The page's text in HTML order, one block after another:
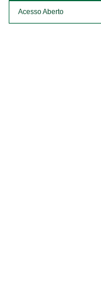
Acesso Aberto